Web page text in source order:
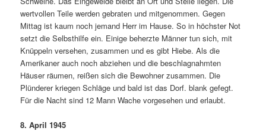
wertvollen Teile werden gebraten und mitgenommen. Gegen
Mittag ist kaum noch jemand Herr im Hause. So in höchster Not
setzt die Selbst­hilfe ein. Einige beherzte Männer tun sich, mit
Knüppeln versehen, zusammen und es gibt Hiebe. Als die
Amerikaner auch noch abziehen und die beschlagnahmten
Häuser räumen, reißen sich die Bewohner zu­sammen. Die
Plünderer kriegen Schläge und bald ist das Dorf. blank gefegt.
Für die Nacht sind 12 Mann Wache vorgesehen und erlaubt.
8. April 1945